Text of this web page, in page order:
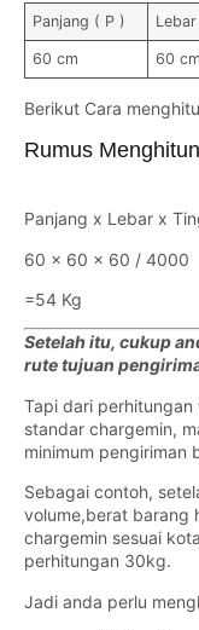
Panjang ( P )
60 cm 60 cm
Berikut Cara
Rumus
Panjang x Lebar x
60 x 60 x 60 / 4000
=54 Kg
Setelah itu, cukup
rute tujuan
Tapi dari perhitungan
standar chargemin,
minimum pengiriman
Sebagai contoh,
volume,berat barang
chargemin sesuai
perhitungan 30kg.
Jadi anda perlu